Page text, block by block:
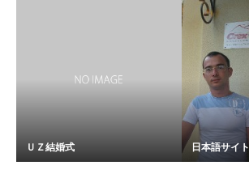
ＵＺ結婚式 日本語サイト